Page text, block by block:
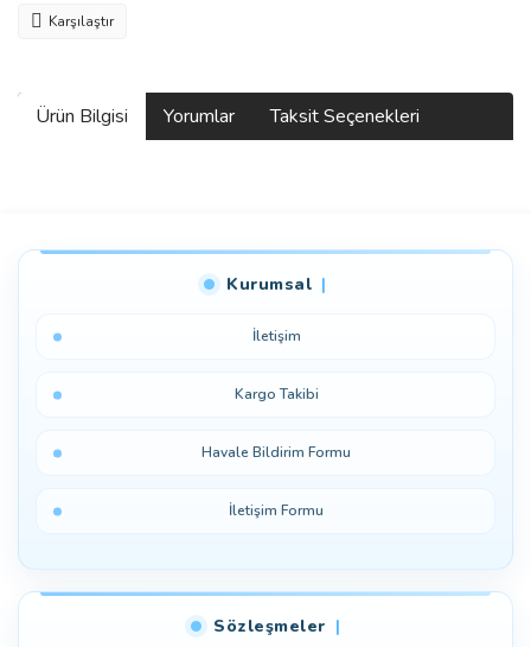
Karşılaştır
Ürün Bilgisi Yorumlar Taksit Seçenekleri
Kurumsal
İletişim
Kargo Takibi
Havale Bildirim Formu
İletişim Formu
Sözleşmeler